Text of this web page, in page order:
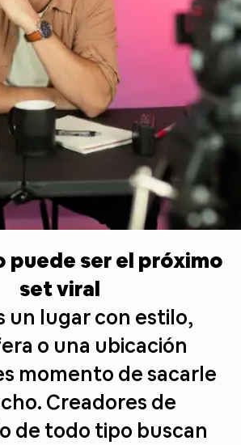
puede ser el próximo
set viral
un lugar con estilo,
o una ubicación
momento de sacarle
Creadores de
de todo tipo buscan